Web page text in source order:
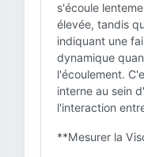
s'écoule
élevée, tandis
indiquant une
dynamique
l'écoulement.
interne au sein
l'interaction
**Mesurer la